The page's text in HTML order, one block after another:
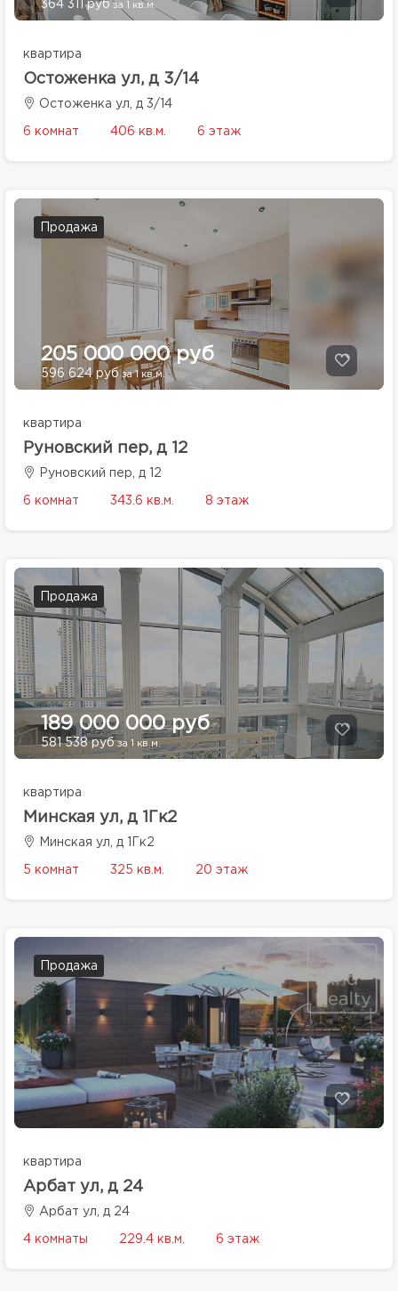
364 311 руб за 1 кв.м.
квартира
Остоженка ул, д 3/14
Остоженка ул, д 3/14
6 комнат 406 кв.м. 6 этаж
Продажа
205 000 000 руб
596 624 рубза 1 кв.м.
квартира
Руновский пер, д 12
Руновский пер, д 12
6 комнат 343.6 кв.м. 8 этаж
Продажа
189 000 000 руб
581 538 рубза 1 кв.м.
квартира
Минская ул, д 1Гк2
Минская ул, д 1Гк2
5 комнат 325 кв.м. 20 этаж
Продажа
квартира
Арбат ул, д 24
Арбат ул, д 24
4 комнаты 229.4 кв.м. 6 этаж